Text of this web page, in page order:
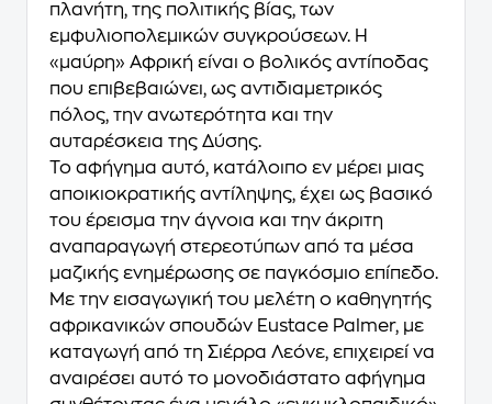
πλανήτη, της πολιτικής βίας, των
εμφυλιοπολεμικών συγκρούσεων. Η
«μαύρη» Αφρική είναι ο βολικός αντίποδας
που επιβεβαιώνει, ως αντιδιαμετρικός
πόλος, την ανωτερότητα και την
αυταρέσκεια της Δύσης.
Το αφήγημα αυτό, κατάλοιπο εν μέρει μιας
αποικιοκρατικής αντίληψης, έχει ως βασικό
του έρεισμα την άγνοια και την άκριτη
αναπαραγωγή στερεοτύπων από τα μέσα
μαζικής ενημέρωσης σε παγκόσμιο επίπεδο.
Με την εισαγωγική του μελέτη ο καθηγητής
αφρικανικών σπουδών Eustace Palmer, με
καταγωγή από τη Σιέρρα Λεόνε, επιχειρεί να
αναιρέσει αυτό το μονοδιάστατο αφήγημα